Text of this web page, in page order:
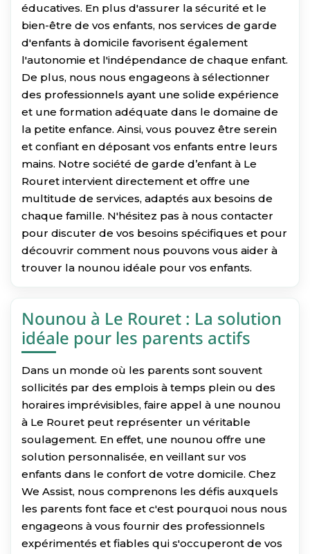
éducatives. En plus d'assurer la sécurité et le
bien-être de vos enfants, nos services de garde
d'enfants à domicile favorisent également
l'autonomie et l'indépendance de chaque enfant.
De plus, nous nous engageons à sélectionner
des professionnels ayant une solide expérience
et une formation adéquate dans le domaine de
la petite enfance. Ainsi, vous pouvez être serein
et confiant en déposant vos enfants entre leurs
mains. Notre société de garde d’enfant à Le
Rouret intervient directement et offre une
multitude de services, adaptés aux besoins de
chaque famille. N'hésitez pas à nous contacter
pour discuter de vos besoins spécifiques et pour
découvrir comment nous pouvons vous aider à
trouver la nounou idéale pour vos enfants.
Nounou à Le Rouret : La solution
idéale pour les parents actifs
Dans un monde où les parents sont souvent
sollicités par des emplois à temps plein ou des
horaires imprévisibles, faire appel à une nounou
à Le Rouret peut représenter un véritable
soulagement. En effet, une nounou offre une
solution personnalisée, en veillant sur vos
enfants dans le confort de votre domicile. Chez
We Assist, nous comprenons les défis auxquels
les parents font face et c'est pourquoi nous nous
engageons à vous fournir des professionnels
expérimentés et fiables qui s'occuperont de vos